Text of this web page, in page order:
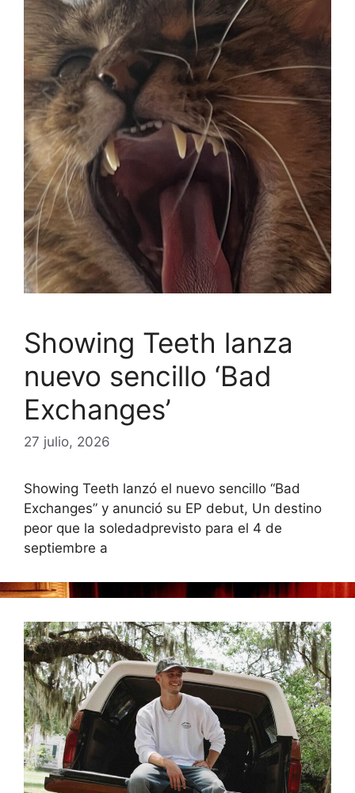
Showing Teeth lanza
nuevo sencillo ‘Bad
Exchanges’
27 julio, 2026
Showing Teeth lanzó el nuevo sencillo “Bad
Exchanges” y anunció su EP debut, Un destino
peor que la soledadprevisto para el 4 de
septiembre a